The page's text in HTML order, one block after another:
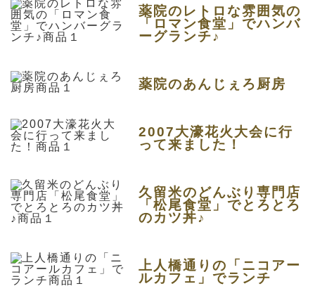
薬院のレトロな雰囲気の
「ロマン食堂」でハンバ
ーグランチ♪
薬院のあんじぇろ厨房
2007大濠花火大会に行
って来ました！
久留米のどんぶり専門店
「松尾食堂」でとろとろ
のカツ丼♪
上人橋通りの「ニコアー
ルカフェ」でランチ